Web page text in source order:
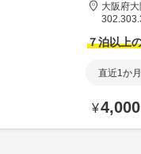
大阪府
７泊以上
直近1か
¥4,000